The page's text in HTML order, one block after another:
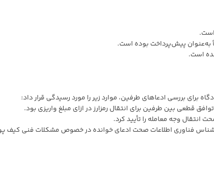
برای بررسی ادعاهای طرفین، موارد زیر را مورد رسیدگی قرار داد:
فناوری اطلاعات صحت ادعای خوانده در خصوص مشکلات فنی کیف